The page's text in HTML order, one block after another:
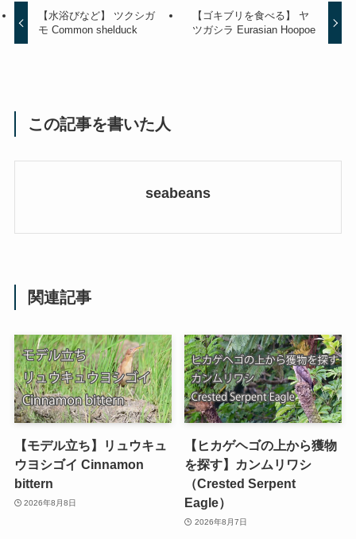
【水浴びなど】 ツクシガ
モ Common shelduck
【ゴキブリを食べる】 ヤ
ツガシラ Eurasian Hoopoe
この記事を書いた人
seabeans
関連記事
【モデル立ち】リュウキュ
ウヨシゴイ Cinnamon
bittern
2026年8月8日
【ヒカゲヘゴの上から獲物
を探す】カンムリワシ
（Crested Serpent
Eagle）
2026年8月7日